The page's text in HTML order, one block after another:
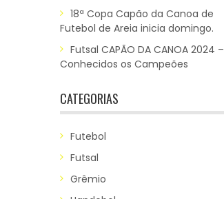
18ª Copa Capão da Canoa de
Futebol de Areia inicia domingo.
Futsal CAPÃO DA CANOA 2024 –
Conhecidos os Campeões
CATEGORIAS
Futebol
Futsal
Grêmio